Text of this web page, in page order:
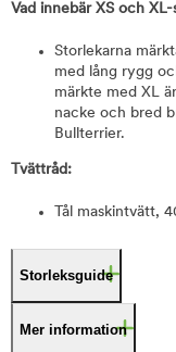
Vad innebär XS och
Storlekarna
med lång rygg
märkte med XL
nacke och bred
Bullterrier.
Tvättråd:
Tål maskintvätt,
Storleksguide
Mer information